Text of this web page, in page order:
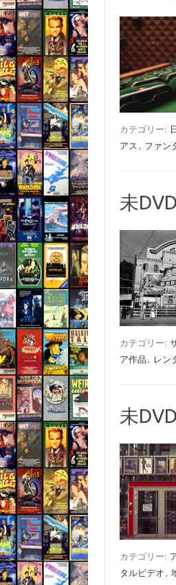
カテゴリー:
アス , ファン
未
カテゴリー:
ア作品 , レン
未
カテゴリー:
タルビデオ ,